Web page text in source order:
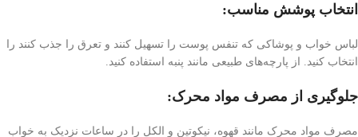
انتخاب پوشش مناسب:
لباس خواب و پوشاکی که تنفس پوست را تسهیل کنند و تعرق را جذب کنند را
انتخاب کنید. از پارچه‌های طبیعی مانند پنبه استفاده کنید.
جلوگیری از مصرف مواد محرک:
مصرف مواد محرک مانند قهوه، نیکوتین و الکل را در ساعات نزدیک به خواب